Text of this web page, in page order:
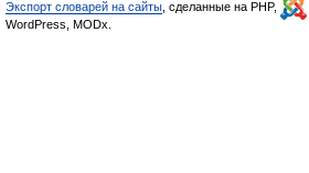
Экспорт словарей на сайты , сделанные на PHP,
WordPress, MODx.